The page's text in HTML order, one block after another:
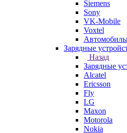
Siemens
Sony
VK-Mobile
Voxtel
Зарядные
Назад
Зарядные
Alcatel
Ericsson
Fly
LG
Maxon
Motorola
Nokia